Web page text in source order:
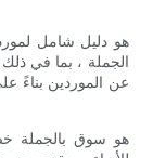
الجملة ، بما في
عن الموردين بناءً